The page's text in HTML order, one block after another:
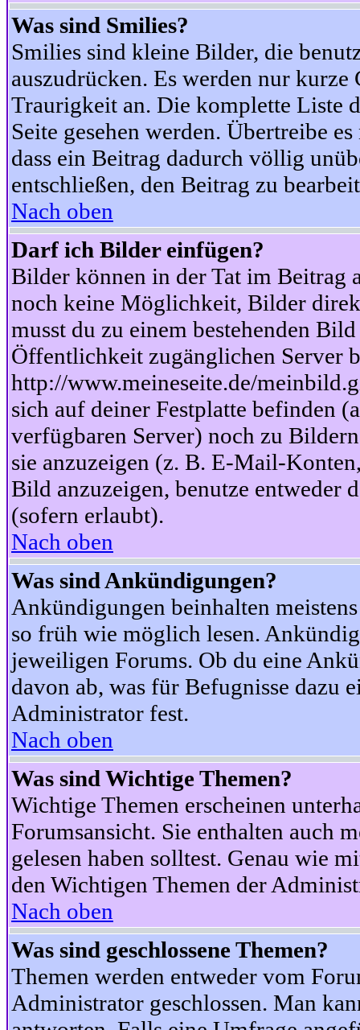
Was sind Smilies?
Smilies sind kleine Bilder, die
auszudrücken. Es werden nur
Traurigkeit an. Die komplette Liste
Seite gesehen werden. Übertreibe
dass ein Beitrag dadurch völlig
entschließen, den Beitrag zu
Nach oben
Darf ich Bilder einfügen?
Bilder können in der Tat im Beitrag
noch keine Möglichkeit, Bilder
musst du zu einem bestehenden
Öffentlichkeit zugänglichen Server
http://www.meineseite.de/
sich auf deiner Festplatte befinden
verfügbaren Server) noch zu
sie anzuzeigen (z. B. E-Mail-
Bild anzuzeigen, benutze
(sofern erlaubt).
Nach oben
Was sind Ankündigungen?
Ankündigungen beinhalten
so früh wie möglich lesen.
jeweiligen Forums. Ob du eine
davon ab, was für Befugnisse dazu
Administrator fest.
Nach oben
Was sind Wichtige Themen?
Wichtige Themen erscheinen
Forumsansicht. Sie enthalten auch
gelesen haben solltest. Genau wie
den Wichtigen Themen der
Nach oben
Was sind geschlossene Themen?
Themen werden entweder vom
Administrator geschlossen. Man